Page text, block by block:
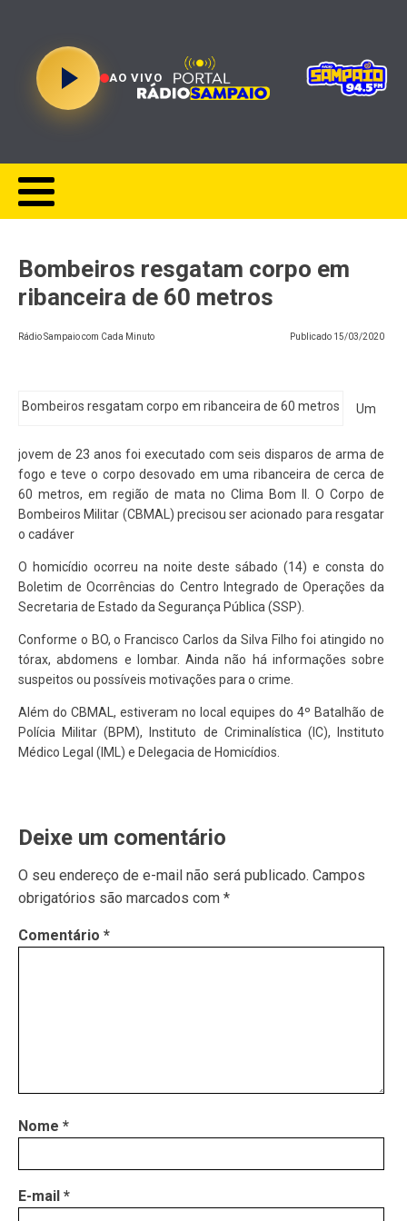
AO VIVO
Bombeiros resgatam corpo em
ribanceira de 60 metros
Rádio Sampaio com Cada Minuto Publicado 15/03/2020
Bombeiros resgatam corpo em ribanceira de 60 metros Um
jovem de 23 anos foi executado com seis disparos de arma de
fogo e teve o corpo desovado em uma ribanceira de cerca de
60 metros, em região de mata no Clima Bom II. O Corpo de
Bombeiros Militar (CBMAL) precisou ser acionado para resgatar
o cadáver
O homicídio ocorreu na noite deste sábado (14) e consta do
Boletim de Ocorrências do Centro Integrado de Operações da
Secretaria de Estado da Segurança Pública (SSP).
Conforme o BO, o Francisco Carlos da Silva Filho foi atingido no
tórax, abdomens e lombar. Ainda não há informações sobre
suspeitos ou possíveis motivações para o crime.
Além do CBMAL, estiveram no local equipes do 4º Batalhão de
Polícia Militar (BPM), Instituto de Criminalística (IC), Instituto
Médico Legal (IML) e Delegacia de Homicídios.
Deixe um comentário
O seu endereço de e-mail não será publicado. Campos
obrigatórios são marcados com *
Comentário *
Nome *
E-mail *